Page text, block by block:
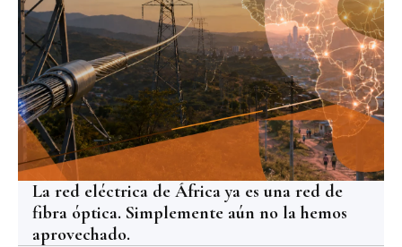
La red eléctrica de África ya es una red de
fibra óptica. Simplemente aún no la hemos
aprovechado.